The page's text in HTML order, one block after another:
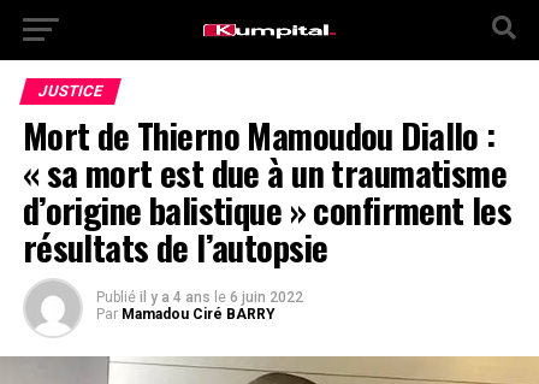
JUSTICE
Mort de Thierno Mamoudou Diallo :
« sa mort est due à un traumatisme
d’origine balistique » confirment les
résultats de l’autopsie
Publié il y a 4 ans le 6 juin 2022
Par Mamadou Ciré BARRY